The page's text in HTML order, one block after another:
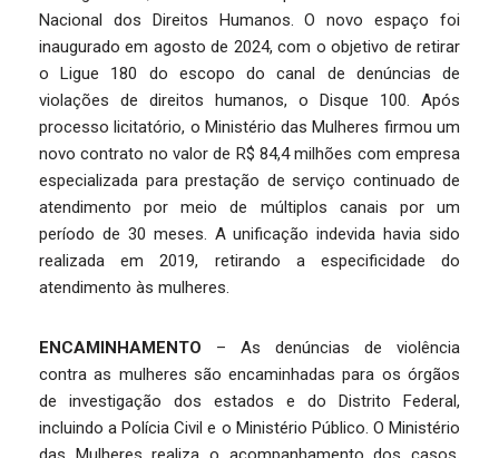
Nacional dos Direitos Humanos. O novo espaço foi
inaugurado em agosto de 2024, com o objetivo de retirar
o Ligue 180 do escopo do canal de denúncias de
violações de direitos humanos, o Disque 100. Após
processo licitatório, o Ministério das Mulheres firmou um
novo contrato no valor de R$ 84,4 milhões com empresa
especializada para prestação de serviço continuado de
atendimento por meio de múltiplos canais por um
período de 30 meses. A unificação indevida havia sido
realizada em 2019, retirando a especificidade do
atendimento às mulheres.
ENCAMINHAMENTO – As denúncias de violência
contra as mulheres são encaminhadas para os órgãos
de investigação dos estados e do Distrito Federal,
incluindo a Polícia Civil e o Ministério Público. O Ministério